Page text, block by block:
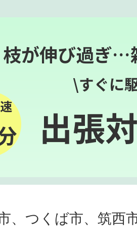
が伸び過ぎ
\すぐに
出張
、つくば市、筑西